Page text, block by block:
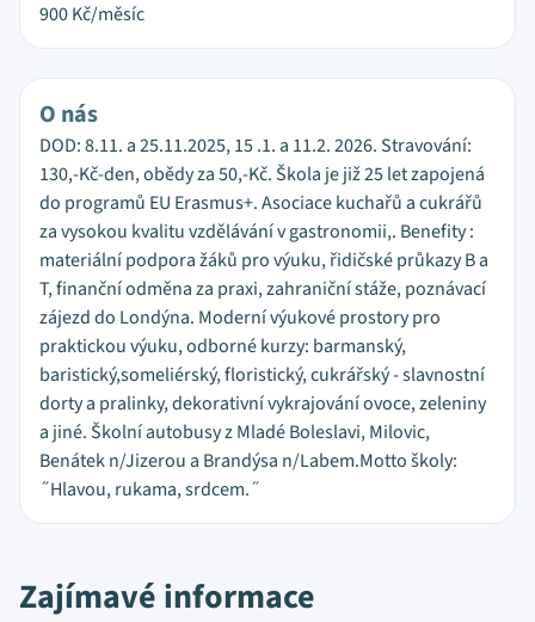
900Kč/měsíc
O nás
DOD: 8.11. a 25.11.2025, 15 .1. a 11.2. 2026. Stravování:
130,-Kč-den, obědy za 50,-Kč. Škola je již 25 let zapojená
do programů EU Erasmus+. Asociace kuchařů a cukrářů
za vysokou kvalitu vzdělávání v gastronomii,. Benefity :
materiální podpora žáků pro výuku, řidičské průkazy B a
T, finanční odměna za praxi, zahraniční stáže, poznávací
zájezd do Londýna. Moderní výukové prostory pro
praktickou výuku, odborné kurzy: barmanský,
baristický,someliérský, floristický, cukrářský - slavnostní
dorty a pralinky, dekorativní vykrajování ovoce, zeleniny
a jiné. Školní autobusy z Mladé Boleslavi, Milovic,
Benátek n/Jizerou a Brandýsa n/Labem.Motto školy:
˝Hlavou, rukama, srdcem.˝
Zajímavé informace